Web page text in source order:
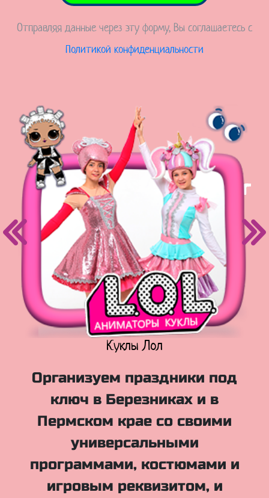
Отправляя данные через эту форму, Вы соглашаетесь с
Политикой конфиденциальности
Куклы Лол
Организуем праздники под
ключ в Березниках и в
Пермском крае со своими
универсальными
программами, костюмами и
игровым реквизитом, и